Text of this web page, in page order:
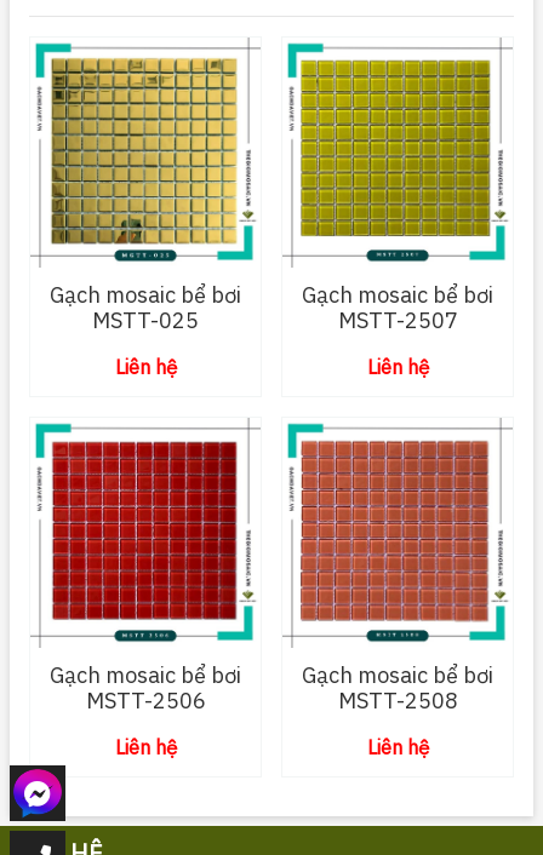
Gạch mosaic bể bơi
MSTT-025
Liên hệ
Gạch mosaic bể bơi
MSTT-2507
Liên hệ
Gạch mosaic bể bơi
MSTT-2506
Liên hệ
Gạch mosaic bể bơi
MSTT-2508
Liên hệ